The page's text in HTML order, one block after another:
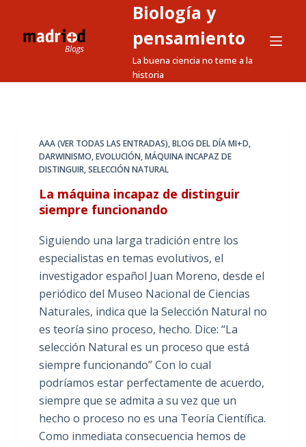
a
Biología y
pensamiento
La buena ciencia no teme a la
historia
AAA (VER TODAS LAS ENTRADAS),BLOG DEL DÍA MI+D,
DARWINISMO,EVOLUCIÓN,MÁQUINA INCAPAZ DE
DISTINGUIR,SELECCIÓN NATURAL
La máquina incapaz de distinguir
siempre funcionando
Siguiendo una larga tradición entre los
especialistas en temas evolutivos, el
investigador español Juan Moreno, desde el
periódico del Museo Nacional de Ciencias
Naturales, indica que la Selección Natural no
es teoría sino proceso, hecho. Dice: “La
selección Natural es un proceso que está
siempre funcionando” Con lo cual
podríamos estar perfectamente de acuerdo,
siempre que se admita a su vez que un
hecho o proceso no es una Teoría Científica.
Como inmediata consecuencia hemos de